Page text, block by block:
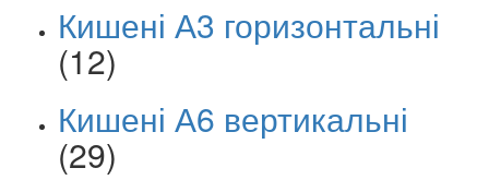
Кишені А3 горизонтальні
(12)
Кишені А6 вертикальні
(29)